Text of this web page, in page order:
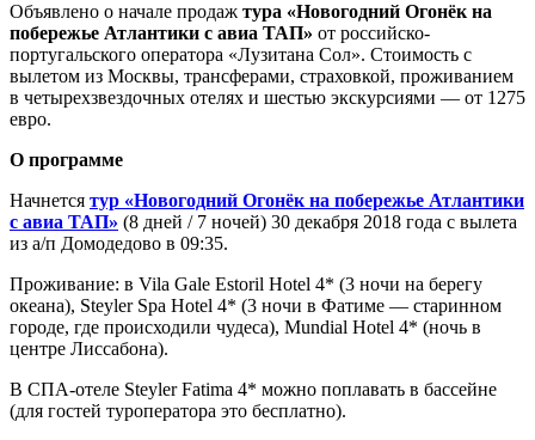
Объявлено о начале продаж тура «Новогодний Огонёк на
побережье Атлантики с авиа ТАП» от российско-
португальского оператора «Лузитана Сол». Стоимость с
вылетом из Москвы, трансферами, страховкой, проживанием
в четырехзвездочных отелях и шестью экскурсиями — от 1275
евро.
О программе
Начнется тур «Новогодний Огонёк на побережье Атлантики
с авиа ТАП» (8 дней / 7 ночей) 30 декабря 2018 года с вылета
из а/п Домодедово в 09:35.
Проживание: в Vila Gale Estoril Hotel 4* (3 ночи на берегу
океана), Steyler Spa Hotel 4* (3 ночи в Фатиме — старинном
городе, где происходили чудеса), Mundial Hotel 4* (ночь в
центре Лиссабона).
В СПА-отеле Steyler Fatima 4* можно поплавать в бассейне
(для гостей туроператора это бесплатно).